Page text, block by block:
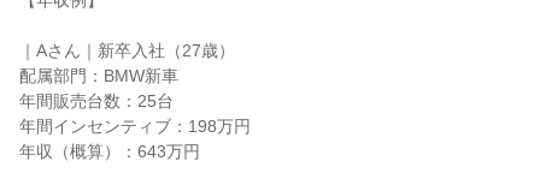
｜Aさん｜新卒入社（27歳）
配属部門：BMW新車
年間販売台数：25台
年間インセンティブ：198万円
年収（概算）：643万円